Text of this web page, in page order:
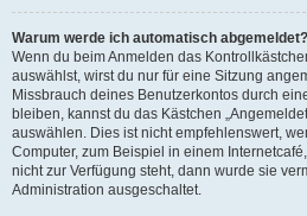
Warum werde ich automatisch abgemeldet?
Wenn du beim Anmelden das
auswählst, wirst du nur für eine Sitzung
Missbrauch deines Benutzerkontos durch
bleiben, kannst du das Kästchen
auswählen. Dies ist nicht empfehlenswert,
Computer, zum Beispiel in einem
nicht zur Verfügung steht, dann wurde sie
Administration ausgeschaltet.